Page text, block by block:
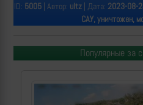
ID: 5005| Автор: ultz| Дата: 2023-08-
САУ, уничтожен,
Популярные за